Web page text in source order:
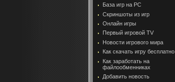
База игр на РС
Скриншоты из игр
Онлайн игры
Первый игровой TV
Новости игрового мира
Как скачать игру бесплатно
Как заработать на
файлообменниках
Добавить новость